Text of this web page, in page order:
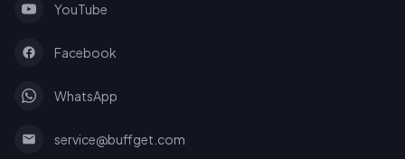
YouTube
Facebook
WhatsApp
service@buffget.com